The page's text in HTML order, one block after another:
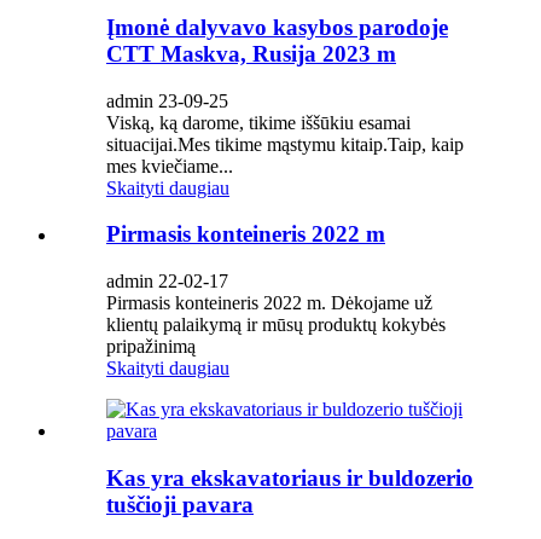
Įmonė dalyvavo kasybos parodoje
CTT Maskva, Rusija 2023 m
admin 23-09-25
Viską, ką darome, tikime iššūkiu esamai
situacijai.Mes tikime mąstymu kitaip.Taip, kaip
mes kviečiame...
Skaityti daugiau
Pirmasis konteineris 2022 m
admin 22-02-17
Pirmasis konteineris 2022 m. Dėkojame už
klientų palaikymą ir mūsų produktų kokybės
pripažinimą
Skaityti daugiau
Kas yra ekskavatoriaus ir buldozerio
tuščioji pavara